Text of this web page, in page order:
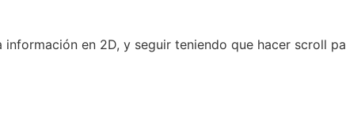
en 2D, y seguir teniendo que hacer scroll